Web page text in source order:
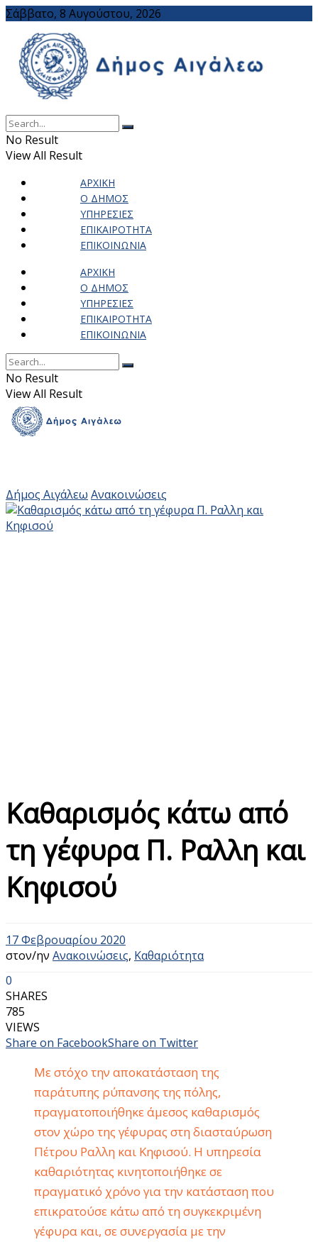
Σάββατο, 8 Αυγούστου, 2026
No Result
View All Result
ΑΡΧΙΚΗ
Ο ΔΗΜΟΣ
ΥΠΗΡΕΣΙΕΣ
ΕΠΙΚΑΙΡΟΤΗΤΑ
ΕΠΙΚΟΙΝΩΝΙΑ
ΑΡΧΙΚΗ
Ο ΔΗΜΟΣ
ΥΠΗΡΕΣΙΕΣ
ΕΠΙΚΑΙΡΟΤΗΤΑ
ΕΠΙΚΟΙΝΩΝΙΑ
No Result
View All Result
Δήμος Αιγάλεω Ανακοινώσεις
Καθαρισμός κάτω από
τη γέφυρα Π. Ραλλη και
Κηφισού
17 Φεβρουαρίου 2020
στον/ην Ανακοινώσεις, Καθαριότητα
0
SHARES
785
VIEWS
Share on FacebookShare on Twitter
Με στόχο την αποκατάσταση της
παράτυπης ρύπανσης της πόλης,
πραγματοποιήθηκε άμεσος καθαρισμός
στον χώρο της γέφυρας στη διασταύρωση
Πέτρου Ραλλη και Κηφισού. Η υπηρεσία
καθαριότητας κινητοποιήθηκε σε
πραγματικό χρόνο για την κατάσταση που
επικρατούσε κάτω από τη συγκεκριμένη
γέφυρα και, σε συνεργασία με την